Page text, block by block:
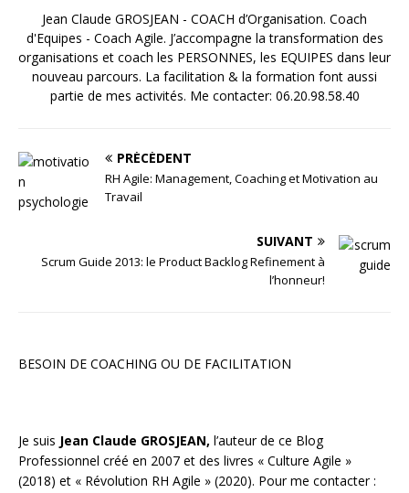
Jean Claude GROSJEAN - COACH d’Organisation. Coach
d'Equipes - Coach Agile. J’accompagne la transformation des
organisations et coach les PERSONNES, les EQUIPES dans leur
nouveau parcours. La facilitation & la formation font aussi
partie de mes activités. Me contacter: 06.20.98.58.40
PRÉCÉDENT
RH Agile: Management, Coaching et Motivation au
Travail
SUIVANT
Scrum Guide 2013: le Product Backlog Refinement à
l’honneur!
BESOIN DE COACHING OU DE FACILITATION
Je suis Jean Claude GROSJEAN, l’auteur de ce Blog
Professionnel créé en 2007 et des livres « Culture Agile »
(2018) et « Révolution RH Agile » (2020). Pour me contacter :